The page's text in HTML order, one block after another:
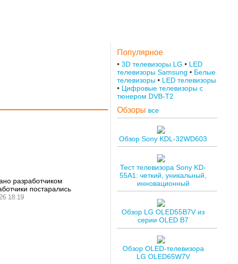
разработчиком
постарались
18:19
Популярное
3D телевизоры LG
LED
телевизоры Samsung
Белые
телевизоры
LED телевизоры
Цифровые телевизоры с
тюнером DVB-T2
Обзоры все
Обзор Sony KDL-32WD603
Тест телевизора Sony KD-
55A1: четкий, уникальный,
инновационный
Обзор LG OLED55B7V из
серии OLED B7
Обзор OLED-телевизора
LG OLED65W7V